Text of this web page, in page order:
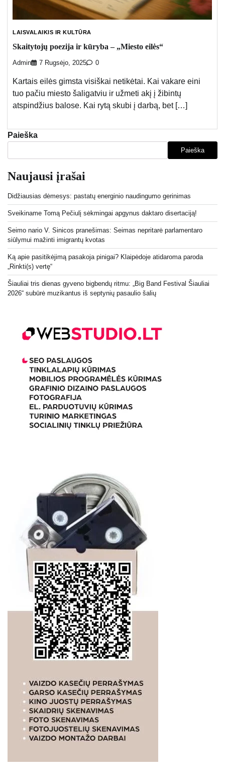
LAISVALAIKIS IR KULTŪRA
Skaitytojų poezija ir kūryba – „Miesto eilės“
Admin 7 Rugsėjo, 2025 0
Kartais eilės gimsta visiškai netikėtai. Kai vakare eini
tuo pačiu miesto šaligatviu ir užmeti akį į žibintų
atspindžius balose. Kai rytą skubi į darbą, bet […]
Paieška
Paieška
Naujausi įrašai
Didžiausias dėmesys: pastatų energinio naudingumo gerinimas
Sveikiname Tomą Pečiulį sėkmingai apgynus daktaro disertaciją!
Seimo nario V. Sinicos pranešimas: Seimas nepritarė parlamentaro
siūlymui mažinti imigrantų kvotas
Ką apie pasitikėjimą pasakoja pinigai? Klaipėdoje atidaroma paroda
„Rinkti(s) vertę“
Šiauliai tris dienas gyveno bigbendų ritmu: „Big Band Festival Šiauliai
2026“ subūrė muzikantus iš septynių pasaulio šalių